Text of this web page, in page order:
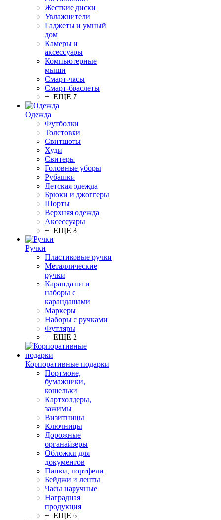
Жесткие диски
Увлажнители
Гаджеты и умный
дом
Камеры и
аксессуары
Компьютерные
мыши
Смарт-часы
Смарт-браслеты
+ ЕЩЕ 7
Одежда
Футболки
Толстовки
Свитшоты
Худи
Свитеры
Головные уборы
Рубашки
Детская одежда
Брюки и джоггеры
Шорты
Верхняя одежда
Аксессуары
+ ЕЩЕ 8
Ручки
Пластиковые ручки
Металлические
ручки
Карандаши и
наборы с
карандашами
Маркеры
Наборы с ручками
Футляры
+ ЕЩЕ 2
Корпоративные подарки
Портмоне,
бумажники,
кошельки
Картхолдеры,
зажимы
Визитницы
Ключницы
Дорожные
органайзеры
Обложки для
документов
Папки, портфели
Бейджи и ленты
Часы наручные
Наградная
продукция
+ ЕЩЕ 6